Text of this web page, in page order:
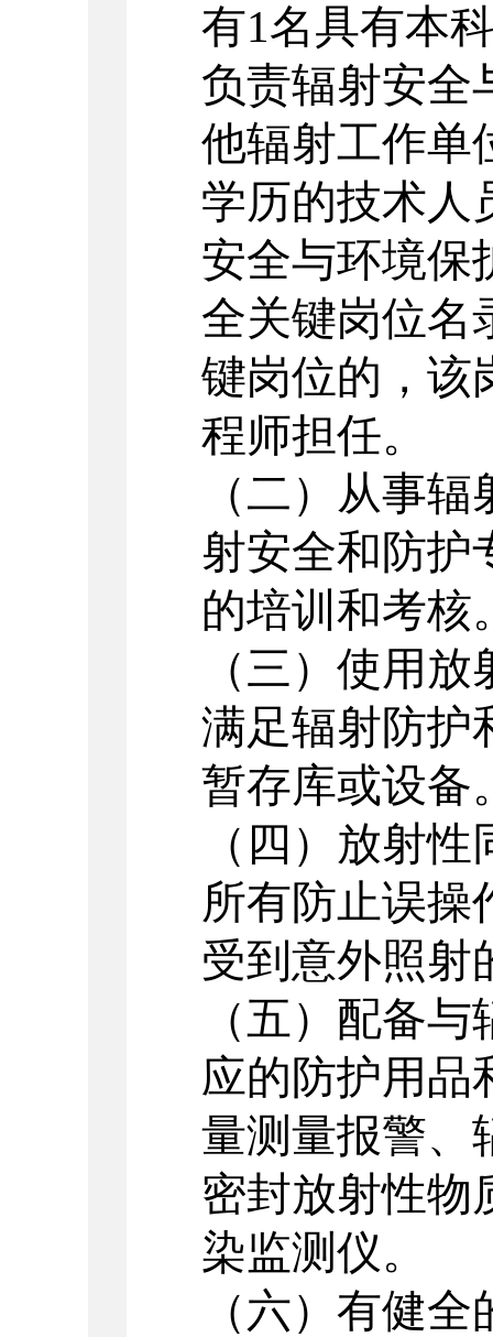
有1名具有本
负责辐射安全
他辐射工作单
学历的技术人
安全与环境保
全关键岗位名
键岗位的，该
程师担任。
（二）从事
射安全和防护
的培训和考核
（三）使用
满足辐射防护
暂存库或设备
（四）放射
所有防止误操
受到意外照射
（五）配备
应的防护用品
量测量报警、
密封放射性物
染监测仪。
（六）有健